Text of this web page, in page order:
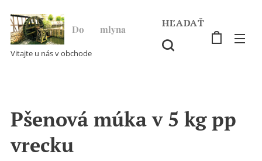
Do ♥ mlyna
Vitajte u nás v obchode
HĽADAŤ
Pšenová múka v 5 kg pp
vrecku